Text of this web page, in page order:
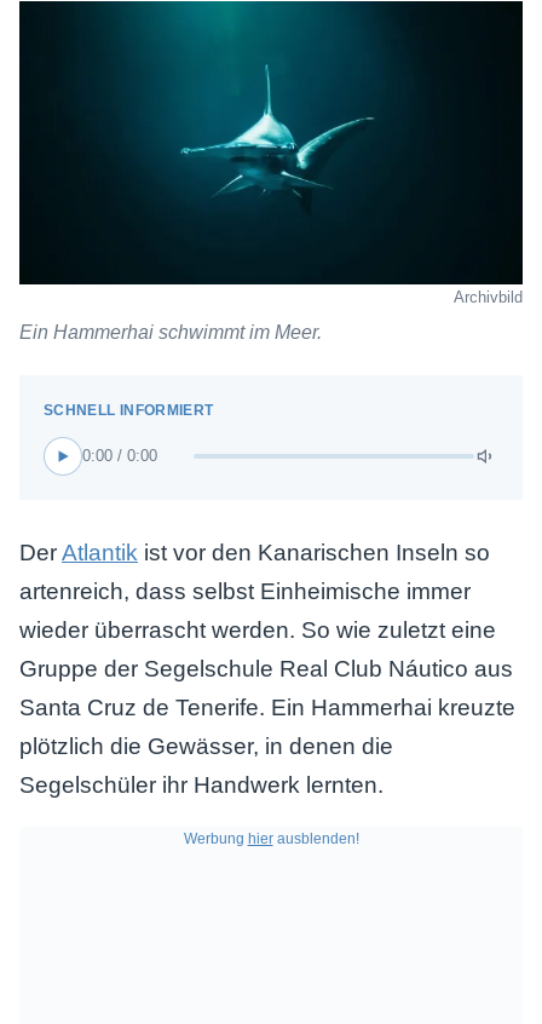
Archivbild
Ein Hammerhai schwimmt im Meer.
0:00 / 0:00
DerAtlantik ist vor den Kanarischen Inseln so
artenreich, dass selbst Einheimische immer
wieder überrascht werden. So wie zuletzt eine
Gruppe der Segelschule Real Club Náutico aus
Santa Cruz de Tenerife. Ein Hammerhai kreuzte
plötzlich die Gewässer, in denen die
Segelschüler ihr Handwerk lernten.
Werbung hierausblenden!